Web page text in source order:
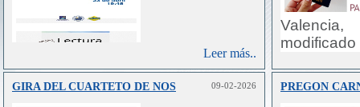
Leer más..
exterior.
del 16 de
GIRA DEL CUARTETO DE NOS 09-02-2026 PREGON